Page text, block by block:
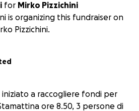
for Mirko Pizzichini
is organizing this fundraiser on
Pizzichini.
iniziato a raccogliere fondi per
ore 8.50, 3 persone di